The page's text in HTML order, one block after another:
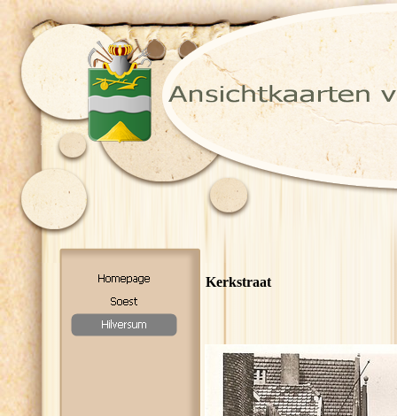
Kerkstraat